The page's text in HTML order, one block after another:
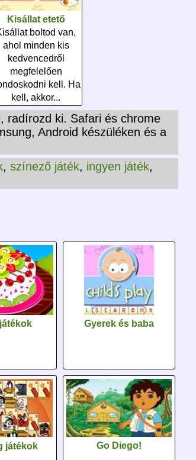
Kisállat etető
boltod van,
ahol minden kis
kedvencedről
megfelelően
kell. Ha
kell, akkor...
radírozd ki. Safari és chrome
Android készüléken és a
, színező játék, ingyen játék,
Gyerek és baba
játékok Go Diego!